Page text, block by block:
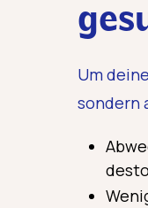
Um
sondern